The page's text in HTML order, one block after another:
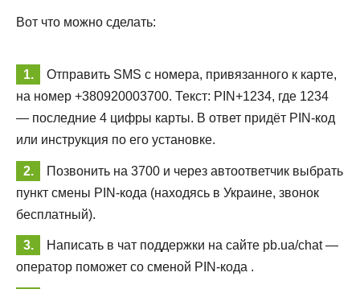
Вот что можно сделать:
Отправить SMS с номера, привязанного к карте,
на номер +380920003700. Текст: PIN+1234, где 1234
— последние 4 цифры карты. В ответ придёт PIN-код
или инструкция по его установке.
Позвонить на 3700 и через автоответчик выбрать
пункт смены PIN-кода (находясь в Украине, звонок
бесплатный).
Написать в чат поддержки на сайте pb.ua/chat —
оператор поможет со сменой PIN-кода .